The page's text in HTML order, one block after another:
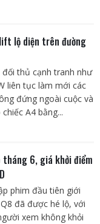
lộ diện trên đường
đối thủ cạnh tranh như
liên tục làm mới các
đứng ngoài cuộc và
A4 bằng...
tháng 6, giá khởi điểm
phim đầu tiên giới
đã được hé lộ, với
xem không khỏi